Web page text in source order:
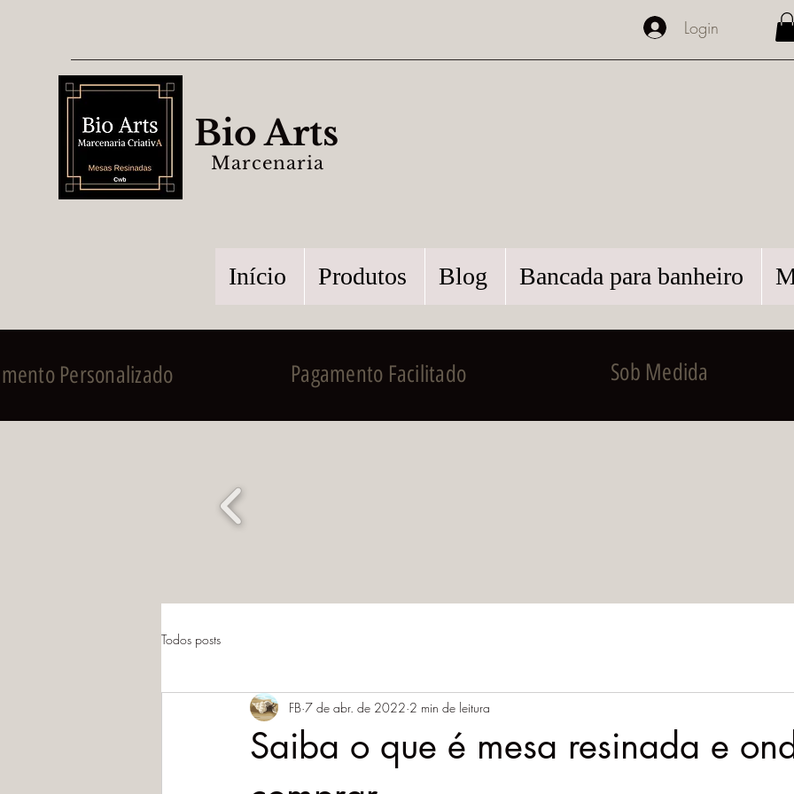
Login
Bio Arts
Marcenaria
Início Produtos Blog Bancada para banheiro
Personalizado Pagamento Facilitado Sob Medida
Todos posts
Saiba o que é mesa resinada e
FB 7 de abr. de 2022 2 min de leitura